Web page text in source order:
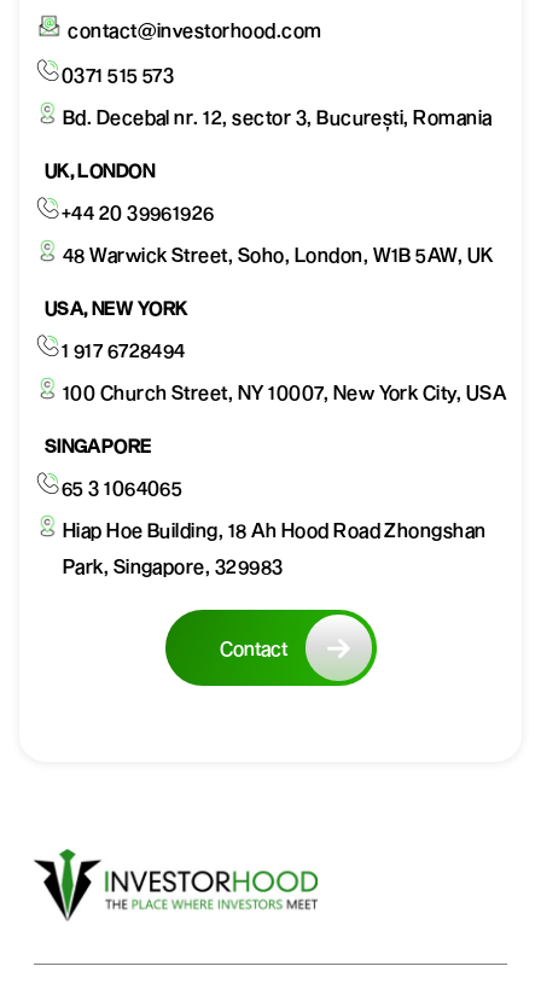
contact@investorhood.com
0371 515 573
Bd. Decebal nr. 12, sector 3, București, Romania
UK, LONDON
+44 20 39961926
48 Warwick Street, Soho, London, W1B 5AW, UK
USA, NEW YORK
1 917 6728494
100 Church Street, NY 10007, New York City, USA
SINGAPORE
65 3 1064065
Hiap Hoe Building, 18 Ah Hood Road Zhongshan
Park, Singapore, 329983
Contact